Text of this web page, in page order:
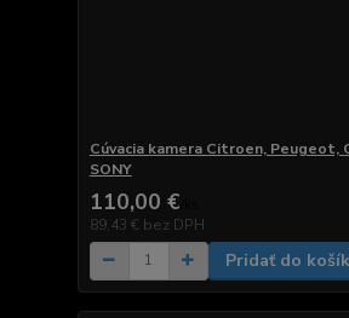
Cúvacia kamera Citroen, Peugeot,
SONY
110,00 €
89,43 € bez DPH
Pridať do